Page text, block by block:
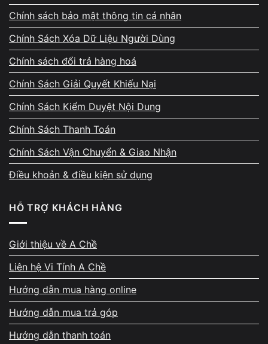
Khiếu nại: 0866.972.562
Email: achecomputer@gmail.com
Bảng giá lắp máy chấm công (tham
Chính sách bảo mật thông tin cá nhân
Chính Sách Xóa Dữ Liệu Người Dùng
Chính sách đổi trả hàng hoá
Chính Sách Giải Quyết Khiếu Nại
Chính Sách Kiểm Duyệt Nội Dung
Chính Sách Thanh Toán
Chính Sách Vận Chuyển & Giao Nhận
Điều khoản & điều kiện sử dụng
HỖ TRỢ KHÁCH HÀNG
Giới thiệu về A Chề
Liên hệ Vi Tính A Chề
Hướng dẫn mua hàng online
Hướng dẫn mua trả góp
Hướng dẫn thanh toán